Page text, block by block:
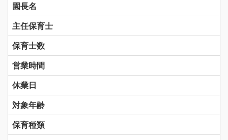
園長名
主任保育士
保育士数
営業時間
休業日
対象年齢
保育種類